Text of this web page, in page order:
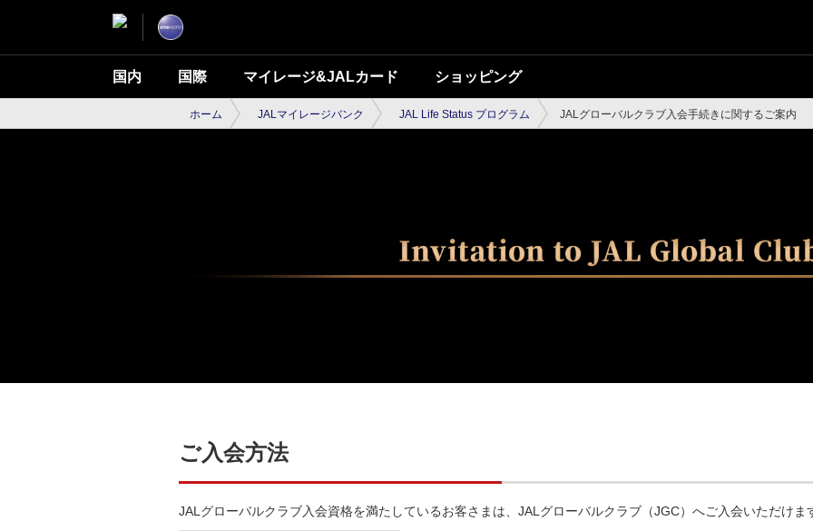
国内 国際 マイレージ&JALカード ショッピング
ホーム JALマイレージバンク JAL Life Status プログラム JALグローバルクラブ入会手続きに関するご案内
内
ご入会方法
JALグローバルクラブ入会資格を満たしているお客さまは、JALグローバルクラブ（JGC）へご入会いただけま